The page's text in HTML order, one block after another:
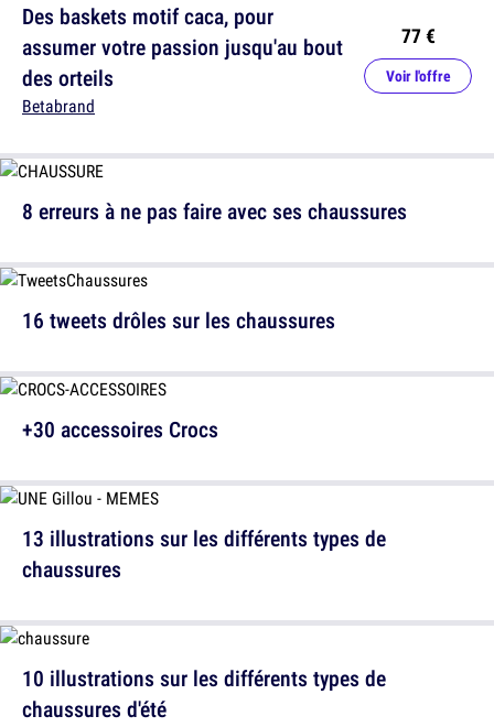
8 erreurs à ne pas faire avec ses chaussures
+30 accessoires Crocs
10 illustrations sur les différents types de
chaussures d'été
Des baskets motif caca, pour
assumer votre passion jusqu'au bout
des orteils
Betabrand
77 €
Voir l'offre
16 tweets drôles sur les chaussures
13 illustrations sur les différents types de
chaussures